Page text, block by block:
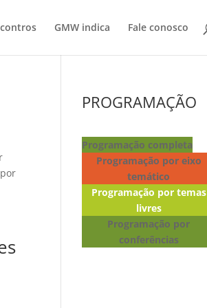
GMW indica Fale conosco
PROGRAMAÇÃO
Programação completa
Programação por eixo
temático
Programação por temas
livres
Programação por
conferências